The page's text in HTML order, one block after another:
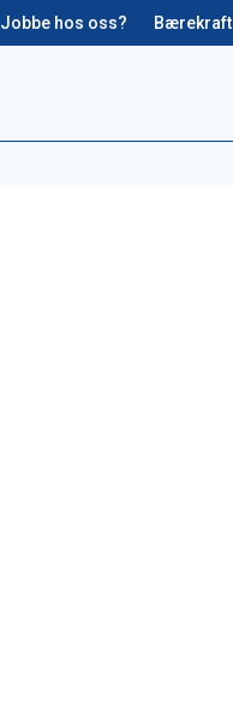
Jobbe hos oss? Bærekraft